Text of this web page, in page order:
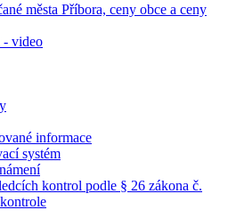
města Příbora, ceny obce a ceny
- video
informace
systém
kontrol podle § 26 zákona č.